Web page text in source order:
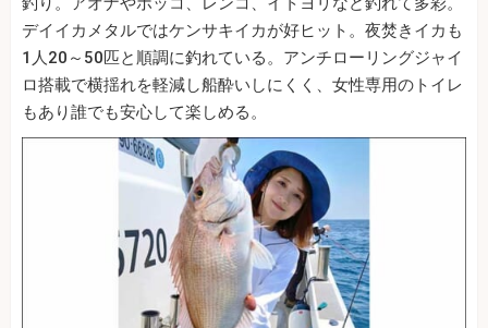
デイイカメタルではケンサキイカが好ヒット。夜焚きイカも
1人20～50匹と順調に釣れている。アンチローリングジャイ
ロ搭載で横揺れを軽減し船酔いしにくく、女性専用のトイレ
もあり誰でも安心して楽しめる。